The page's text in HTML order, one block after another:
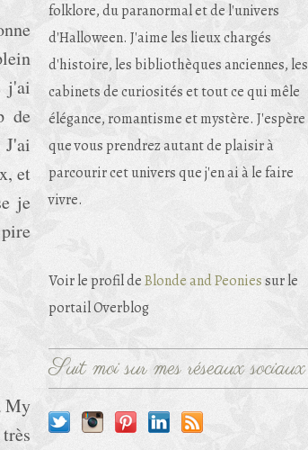
j'ai
de
J'ai
et
je
My
folklore, du paranormal et de l'univers
d'Halloween. J'aime les lieux chargés
d'histoire, les bibliothèques anciennes, les
cabinets de curiosités et tout ce qui mêle
élégance, romantisme et mystère. J'espère
que vous prendrez autant de plaisir à
parcourir cet univers que j'en ai à le faire
vivre.
Voir le profil deBlonde and Peoniessur le
portail Overblog
Suit moi sur mes réseaux sociaux